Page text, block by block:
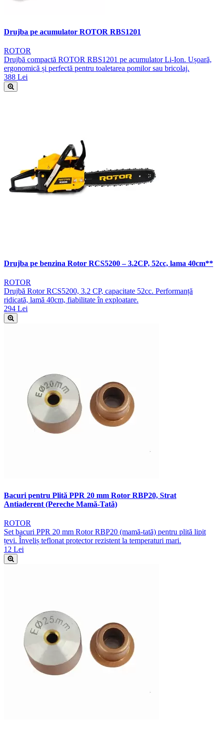
Drujba pe acumulator ROTOR RBS1201
ROTOR
Drujbă compactă ROTOR RBS1201 pe acumulator Li-Ion. Ușoară,
ergonomică și perfectă pentru toaletarea pomilor sau bricolaj.
388 Lei
Drujba pe benzina Rotor RCS5200 – 3.2CP, 52cc, lama 40cm**
ROTOR
Drujbă Rotor RCS5200, 3.2 CP, capacitate 52cc. Performanță
ridicată, lamă 40cm, fiabilitate în exploatare.
294 Lei
Bacuri pentru Plită PPR 20 mm Rotor RBP20, Strat
Antiaderent (Pereche Mamă-Tată)
ROTOR
Set bacuri PPR 20 mm Rotor RBP20 (mamă-tată) pentru plită lipit
țevi. Înveliș teflonat protector rezistent la temperaturi mari.
12 Lei